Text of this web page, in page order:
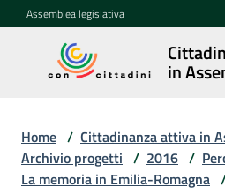
Vai al contenuto
Vai alla navigazione
Vai al footer
Assemblea legislativa
in
Cittadinanza
attiva in
Concittadini
Home / Cittadinanza attiva in
Archivio progetti / 2016 /
La memoria in Emilia-Romagna